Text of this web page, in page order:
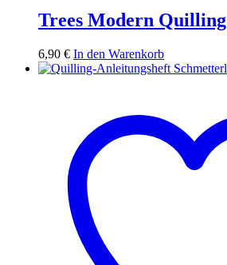
Trees Modern Quilling
6,90 € In den Warenkorb